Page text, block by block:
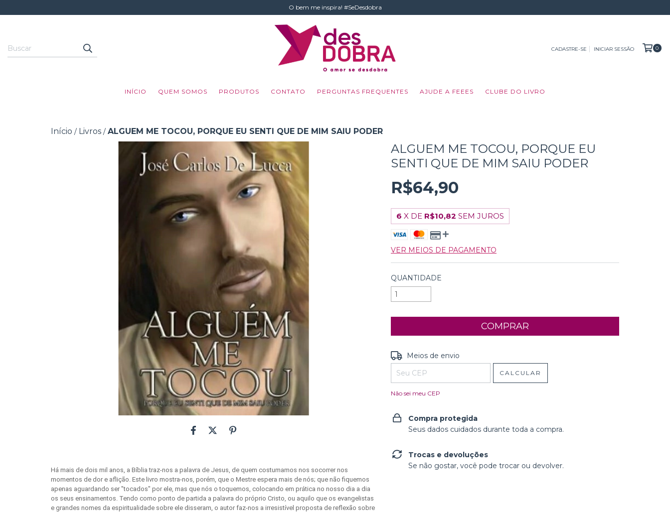
O bem me inspira! #SeDesdobra
CADASTRE-SE INICIAR SESSÃO 0
INÍCIO QUEM SOMOS PRODUTOS CONTATO PERGUNTAS FREQUENTES AJUDE A FEEES CLUBE DO LIVRO
Início / Livros / ALGUEM ME TOCOU, PORQUE EU SENTI QUE DE MIM SAIU PODER
Há mais de dois mil anos, a Bíblia traz-nos a palavra de Jesus, de quem costumamos nos socorrer nos
momentos de dor e aflição. Este livro mostra-nos, porém, que o Mestre espera mais de nós; que não fiquemos
apenas aguardando ser "tocados" por ele, mas que nós o toquemos, colocando em prática no nosso dia a dia
os seus ensinamentos. Tendo como ponto de partida a palavra do próprio Cristo, ou aquilo que os evangelistas
e grandes nomes da espiritualidade sobre ele disseram, o autor faz-nos a irresistível proposta de reflexão sobre
ALGUEM ME TOCOU, PORQUE EU
SENTI QUE DE MIM SAIU PODER
R$64,90
6 X DE R$10,82 SEM JUROS
VER MEIOS DE PAGAMENTO
QUANTIDADE
Entregas para o CEP:
Meios de envio
CALCULAR
Não sei meu CEP
Compra protegida
Seus dados cuidados durante toda a compra.
Trocas e devoluções
Se não gostar, você pode trocar ou devolver.